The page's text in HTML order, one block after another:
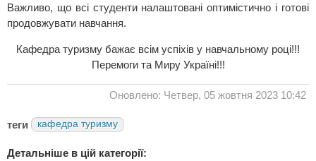
Важливо, що всі студенти налаштовані оптимістично і готові
продовжувати навчання.
Кафедра туризму бажає всім успіхів у навчальному році!!!
Перемоги та Миру Україні!!!
Оновлено: Четвер, 05 жовтня 2023 10:42
теги кафедра туризму
Детальніше в цій категорії: